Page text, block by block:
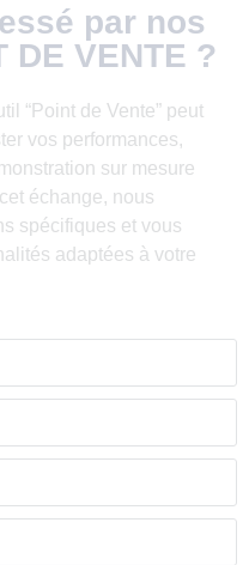
par nos
DE VENTE ?
“Point de Vente” peut
vos performances,
sur mesure
échange, nous
spécifiques et vous
adaptées à votre